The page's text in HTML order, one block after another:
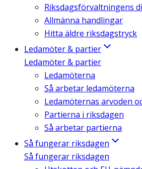
Riksdagsförvaltningens
Allmänna handlingar
Hitta äldre riksdagstryck
Ledamöter & partier
Ledamöter & partier
Ledamöterna
Så arbetar ledamöterna
Ledamöternas arvoden
Partierna i riksdagen
Så arbetar partierna
Så fungerar riksdagen
Så fungerar riksdagen